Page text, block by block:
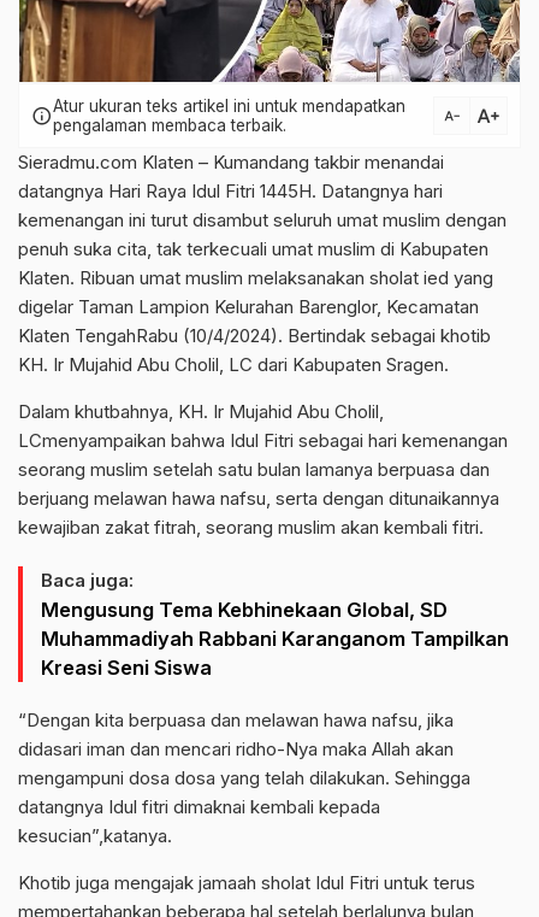
infoAtur ukuran teks artikel ini untuk mendapatkan
pengalaman membaca terbaik.
text_decrease text_increase
Sieradmu.com Klaten – Kumandang takbir menandai
datangnya Hari Raya Idul Fitri 1445H. Datangnya hari
kemenangan ini turut disambut seluruh umat muslim dengan
penuh suka cita, tak terkecuali umat muslim di Kabupaten
Klaten. Ribuan umat muslim melaksanakan sholat ied yang
digelar Taman Lampion Kelurahan Barenglor, Kecamatan
Klaten TengahRabu (10/4/2024). Bertindak sebagai khotib
KH. Ir Mujahid Abu Cholil, LC dari Kabupaten Sragen.
Dalam khutbahnya, KH. Ir Mujahid Abu Cholil,
LCmenyampaikan bahwa Idul Fitri sebagai hari kemenangan
seorang muslim setelah satu bulan lamanya berpuasa dan
berjuang melawan hawa nafsu, serta dengan ditunaikannya
kewajiban zakat fitrah, seorang muslim akan kembali fitri.
Baca juga:
Mengusung Tema Kebhinekaan Global, SD
Muhammadiyah Rabbani Karanganom Tampilkan
Kreasi Seni Siswa
“Dengan kita berpuasa dan melawan hawa nafsu, jika
didasari iman dan mencari ridho-Nya maka Allah akan
mengampuni dosa dosa yang telah dilakukan. Sehingga
datangnya Idul fitri dimaknai kembali kepada
kesucian”,katanya.
Khotib juga mengajak jamaah sholat Idul Fitri untuk terus
mempertahankan beberapa hal setelah berlalunya bulan